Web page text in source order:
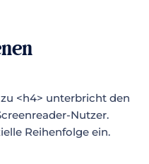
<h4> unterbricht den
Nutzer.
Reihenfolge ein.